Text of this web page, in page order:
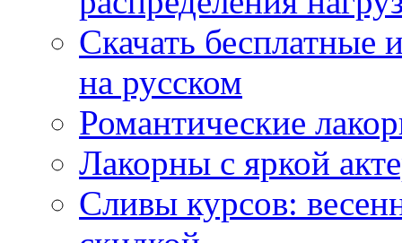
Скачать
на русском
Романтические
Лакорны с яркой
Сливы курсов: